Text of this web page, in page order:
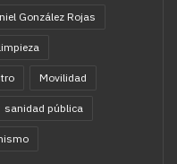
González Rojas
limpieza
Movilidad
sanidad pública